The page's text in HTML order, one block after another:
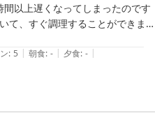
以上遅くなってしまったのです
て、すぐ調理することができま
またここにしようと思いまし
: 5 | 朝食: - | 夕食: - |